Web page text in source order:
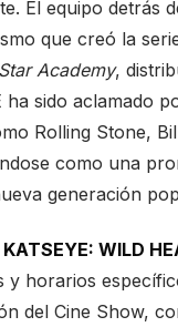
El equipo detrás
que creó la
Academy,
ha sido aclamado
Rolling Stone,
como una
generación
KATSEYE: WILD
y horarios
del Cine Show,